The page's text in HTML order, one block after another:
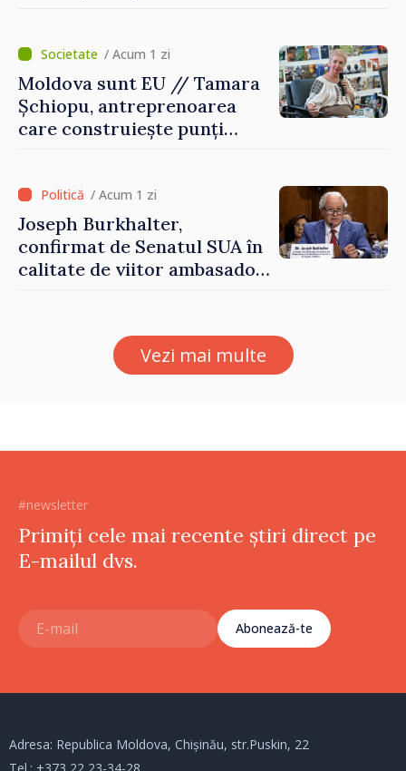
/ Acum 1 zi
Moldova sunt EU // Tamara
Șchiopu, antreprenoarea
care construiește punți
/ Acum 1 zi
Joseph Burkhalter,
confirmat de Senatul SUA în
calitate de viitor ambasador
Vezi mai multe
#newsletter
Primiți cele mai recente știri direct pe
E-mailul dvs.
Abonează-te
Adresa: Republica Moldova, Chișinău, str.Puskin, 22